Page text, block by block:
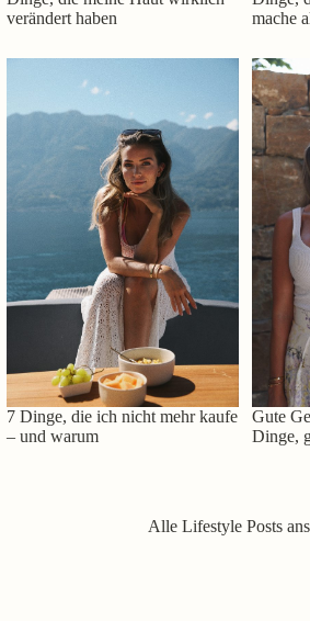
verändert haben
mache
7 Dinge, die ich nicht mehr kaufe
– und warum
Gute
Dinge,
Alle Lifestyle Posts